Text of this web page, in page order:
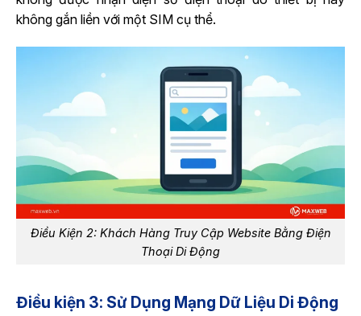
không gắn liền với một SIM cụ thể.
Điều Kiện 2: Khách Hàng Truy Cập Website Bằng Điện
Thoại Di Động
Điều kiện 3: Sử Dụng Mạng Dữ Liệu Di Động